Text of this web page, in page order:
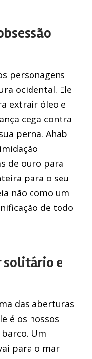
personagens
ocidental. Ele
extrair óleo e
cega contra
perna. Ahab
de ouro para
para o seu
não como um
de todo
solitário e
das aberturas
é os nossos
Um
para o mar